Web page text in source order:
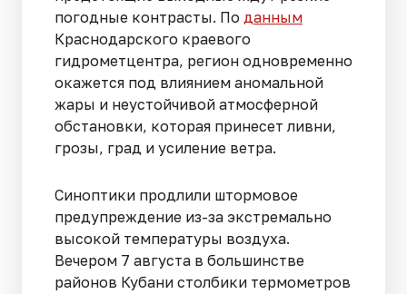
погодные контрасты. По данным
Краснодарского краевого
гидрометцентра, регион одновременно
окажется под влиянием аномальной
жары и неустойчивой атмосферной
обстановки, которая принесет ливни,
грозы, град и усиление ветра.
Синоптики продлили штормовое
предупреждение из-за экстремально
высокой температуры воздуха.
Вечером 7 августа в большинстве
районов Кубани столбики термометров